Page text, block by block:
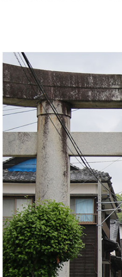
神社の風除祭
令和7年 雲仙市二十歳のつ
@ 愛の夢未来センター
春を楽しむ、桜めぐり